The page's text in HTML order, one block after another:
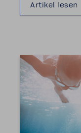
Artikel lesen